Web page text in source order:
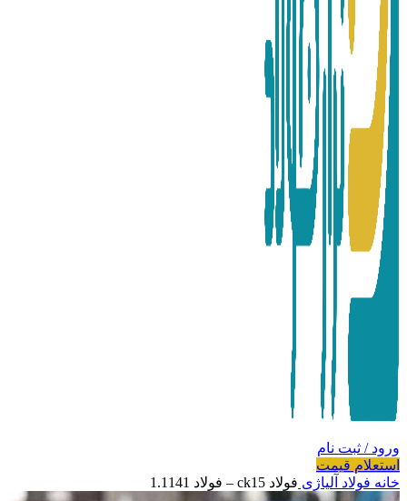
ورود / ثبت نام
استعلام قیمت
خانه فولاد آلیاژی فولاد ck15 – فولاد 1.1141